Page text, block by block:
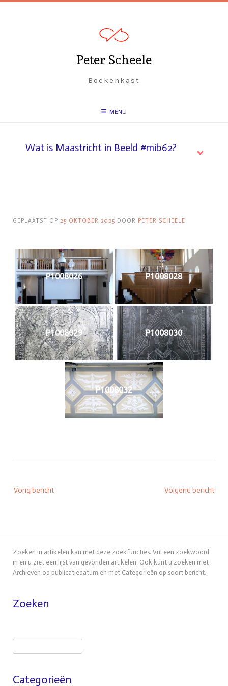
Spring
Peter Scheele
Boekenkast
MENU
Wat is Maastricht in Beeld #mib62?
GEPLAATST OP 25 OKTOBER 2025 DOOR PETER SCHEELE
P1008026 P1008028
P1008029 P1008030
P1008032
navigatie
Vorig bericht Volgend bericht
Zoeken in artikelen kan met deze zoekfuncties. Vul een zoekwoord
in en u ziet een lijst van gevonden artikelen. Ook kunt u zoeken met
Archieven op publicatiedatum en met Categorieën op soort bericht.
Zoeken
Categorieën